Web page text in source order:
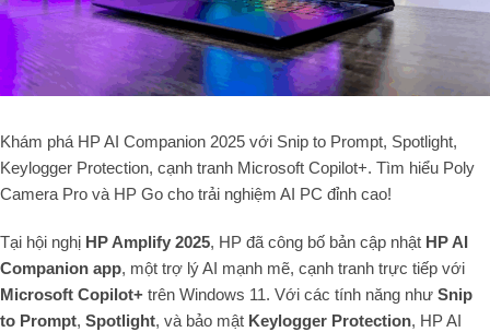
Khám phá HP AI Companion 2025 với Snip to Prompt, Spotlight,
Keylogger Protection, cạnh tranh Microsoft Copilot+. Tìm hiểu Poly
Camera Pro và HP Go cho trải nghiệm AI PC đỉnh cao!
Tại hội nghị HP Amplify 2025, HP đã công bố bản cập nhật HP AI
Companion app, một trợ lý AI mạnh mẽ, cạnh tranh trực tiếp với
Microsoft Copilot+ trên Windows 11. Với các tính năng như Snip
to Prompt, Spotlight, và bảo mật Keylogger Protection, HP AI